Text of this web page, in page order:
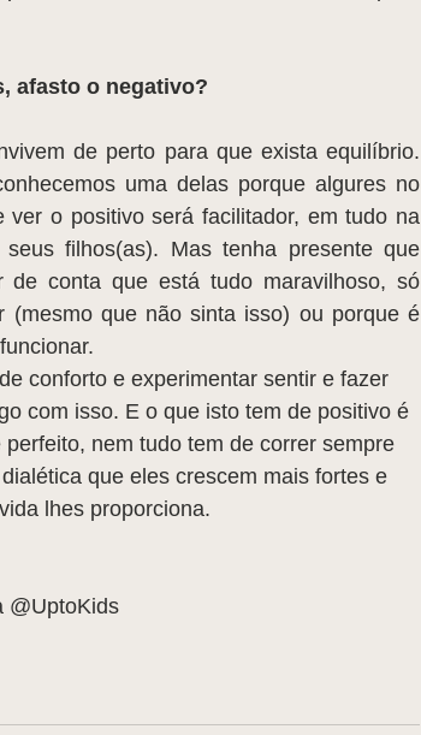
afasto o negativo?
uma delas porque algures no
o positivo será facilitador, em tudo na
filhos(as). Mas tenha presente que
conta que está tudo maravilhoso, só
(mesmo que não sinta isso) ou porque é
conforto e experimentar sentir e fazer
com isso. E o que isto tem de positivo é
nem tudo tem de correr sempre
que eles crescem mais fortes e
lhes proporciona.
@UptoKids